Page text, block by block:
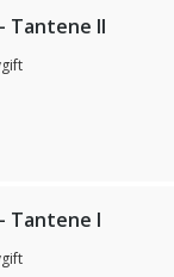
Tantene II
Tantene I